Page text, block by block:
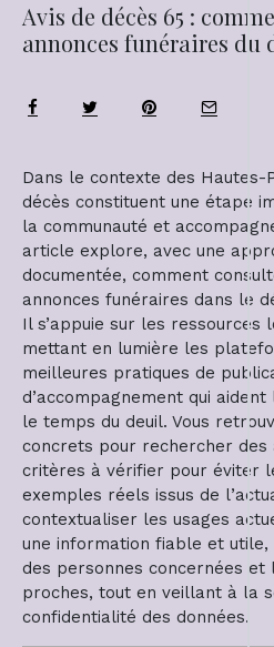
Avis de décès 65 :
annonces funéraires du
Dans le contexte des Hautes-
décès constituent une étape
la communauté et
article explore, avec une
documentée, comment
annonces funéraires dans le
Il s’appuie sur les ressources
mettant en lumière les
meilleures pratiques de
d’accompagnement qui
le temps du deuil. Vous
concrets pour rechercher
critères à vérifier pour éviter
exemples réels issus de
contextualiser les usages
une information fiable et
des personnes concernées et
proches, tout en veillant à la
confidentialité des données.